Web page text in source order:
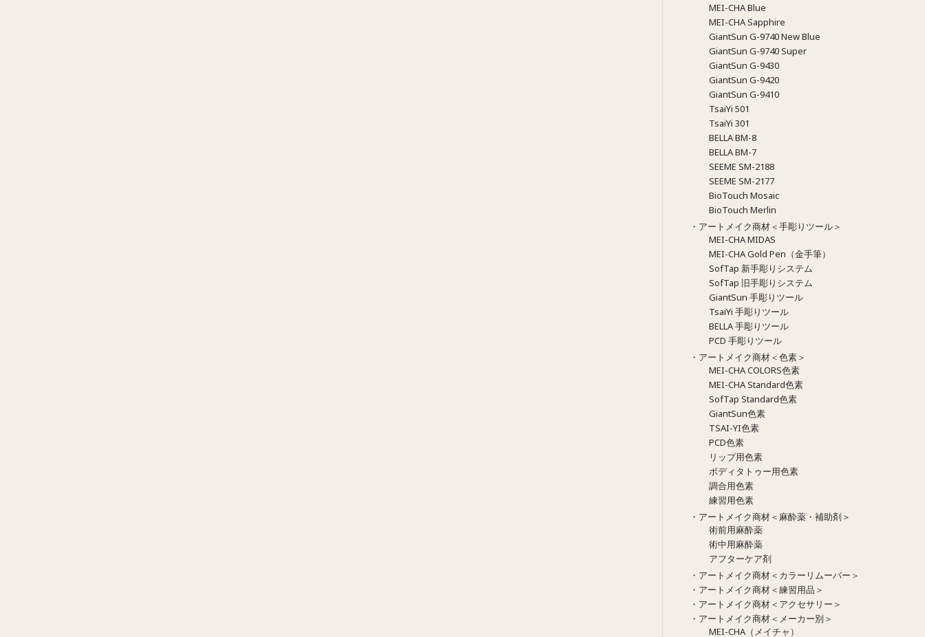
MEI-CHA Blue
MEI-CHA Sapphire
GiantSun G-9740 New Blue
GiantSun G-9740 Super
GiantSun G-9430
GiantSun G-9420
GiantSun G-9410
TsaiYi 501
TsaiYi 301
BELLA BM-8
BELLA BM-7
SEEME SM-2188
SEEME SM-2177
BioTouch Mosaic
BioTouch Merlin
・アートメイク商材＜手彫りツール＞
MEI-CHA MIDAS
MEI-CHA Gold Pen（金手筆）
SofTap 新手彫りシステム
SofTap 旧手彫りシステム
GiantSun 手彫りツール
TsaiYi 手彫りツール
BELLA 手彫りツール
PCD 手彫りツール
・アートメイク商材＜色素＞
MEI-CHA COLORS色素
MEI-CHA Standard色素
SofTap Standard色素
GiantSun色素
TSAI-YI色素
PCD色素
リップ用色素
ボディタトゥー用色素
調合用色素
練習用色素
・アートメイク商材＜麻酔薬・補助剤＞
術前用麻酔薬
術中用麻酔薬
アフターケア剤
・アートメイク商材＜カラーリムーバー＞
・アートメイク商材＜練習用品＞
・アートメイク商材＜アクセサリー＞
・アートメイク商材＜メーカー別＞
MEI-CHA（メイチャ）